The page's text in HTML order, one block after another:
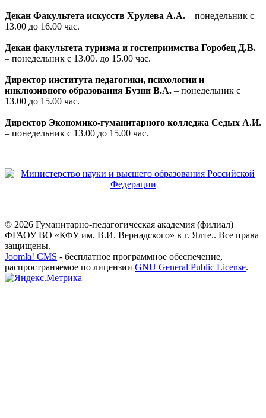
Декан Факультета искусств Хрулева А.А. – понедельник с
13.00 до 16.00 час.
Декан факультета туризма и гостеприимства Горобец Д.В.
– понедельник с 13.00. до 15.00 час.
Директор института педагогики, психологии и
инклюзивного образования Бузни В.А. – понедельник с
13.00 до 15.00 час.
Директор Экономико-гуманитарного колледжа Седых А.И.
– понедельник с 13.00 до 15.00 час.
© 2026 Гуманитарно-педагогическая академия (филиал)
ФГАОУ ВО «КФУ им. В.И. Вернадского» в г. Ялте.. Все права
защищены.
Joomla! CMS - бесплатное программное обеспечение,
распространяемое по лицензии GNU General Public License.